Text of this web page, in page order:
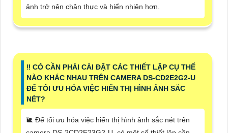
ảnh trở nên chân thực và hiển nhiên hơn.
‼️ CÓ CẦN PHẢI CÀI ĐẶT CÁC THIẾT LẬP CỤ THỂ
NÀO KHÁC NHAU TRÊN CAMERA DS-CD2E2G2-U
ĐỂ TỐI ƯU HÓA VIỆC HIỂN THỊ HÌNH ẢNH SẮC
NÉT?
🐌 Để tối ưu hóa việc hiển thị hình ảnh sắc nét trên